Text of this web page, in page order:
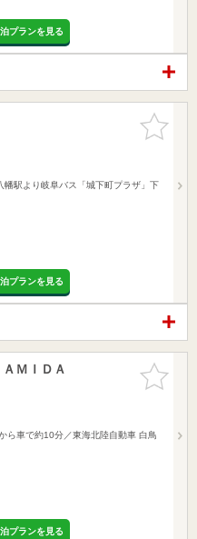
プランを見る
お気に入
りに追加
駅より岐阜バス「城下町プラザ」下
プランを見る
お気に入
りに追加
ＭＩＤＡ
ら車で約10分／東海北陸自動車 白鳥
プランを見る